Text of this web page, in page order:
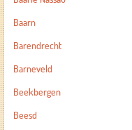
Baarn
Barendrecht
Barneveld
Beekbergen
Beesd